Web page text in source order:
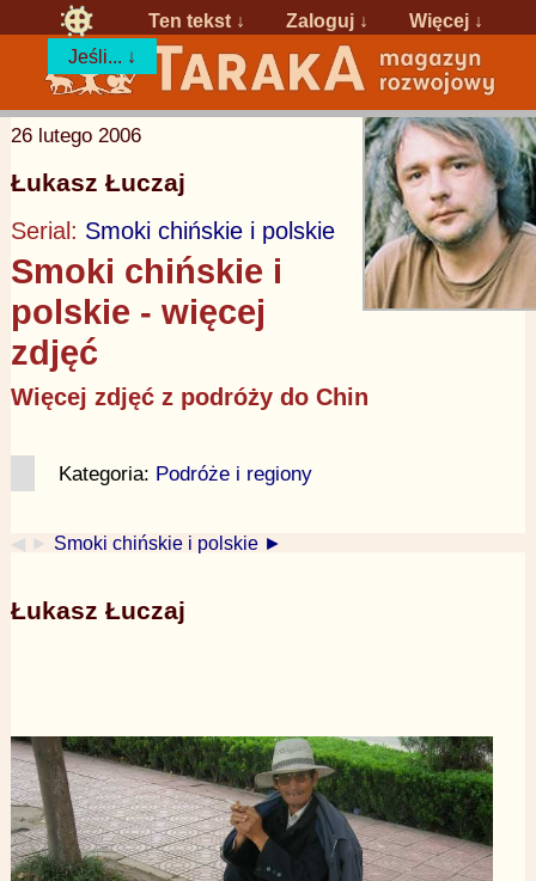
Ten tekst ↓ Zaloguj ↓
Więcej ↓
Jeśli... ↓
26 lutego 2006
Łukasz Łuczaj
Serial: Smoki chińskie i polskie
Smoki chińskie i
polskie - więcej
zdjęć
Więcej zdjęć z podróży do Chin
Kategoria: Podróże i regiony
◀ ► Smoki chińskie i polskie ►
Łukasz Łuczaj